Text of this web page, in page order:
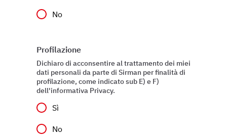
No
Profilazione
Dichiaro di acconsentire al trattamento dei miei
dati personali da parte di Sirman per finalità di
profilazione, come indicato sub E) e F)
dell'informativa Privacy.
Sì
No